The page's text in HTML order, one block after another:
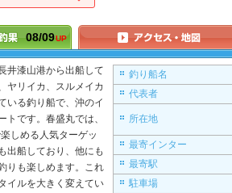
08/09UP
井漆山港から出船して
ヤリイカ、スルメイカ
いる釣り船で、沖のイ
トです。 春盛丸では、
しめる人気ターゲッ
出船しており、他にも
りも楽しめます。これ
イルを大きく変えてい
釣り船名
代表者
所在地
最寄インター
最寄駅
駐車場